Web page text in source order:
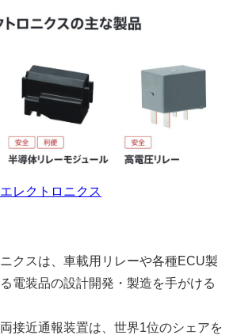
レクトロニクス
クスは、車載用リレーや各種ECU製
電装品の設計開発・製造を手がける
接近通報装置は、世界1位のシェアを